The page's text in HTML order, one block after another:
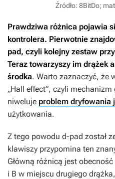
Źródło: 8BitDo;
Prawdziwa różnica pojawia
kontrolera. Pierwotnie
pad, czyli kolejny zestaw
Teraz towarzyszy im drążek
środka. Warto zaznaczyć, że
„Hall effect”, czyli
niweluje problem dryfowania
użytkowania.
Z tego powodu d-pad został
klawiszy przypomina ten
Główną różnicą jest
i B w miejscu drugiego